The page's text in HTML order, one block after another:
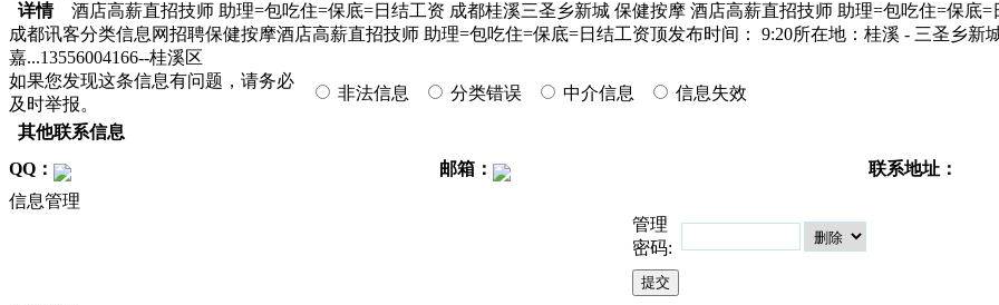
详情
酒店高薪直招技师 助理=包吃住=保底=日结工资 成都桂溪三圣乡新城 保健按摩 酒店高薪直招技师 助理=包吃住=保底
成都讯客分类信息网招聘保健按摩酒店高薪直招技师 助理=包吃住=保底=日结工资顶发布时间： 9:20所在地：桂溪 - 三圣乡
嘉...13556004166--桂溪区
如果您发现这条信息有问题，请务必
及时举报。
非法信息 分类错误 中介信息 信息失效
其他联系信息
QQ：
邮箱：
联系地址：
信息管理
管理
密码: